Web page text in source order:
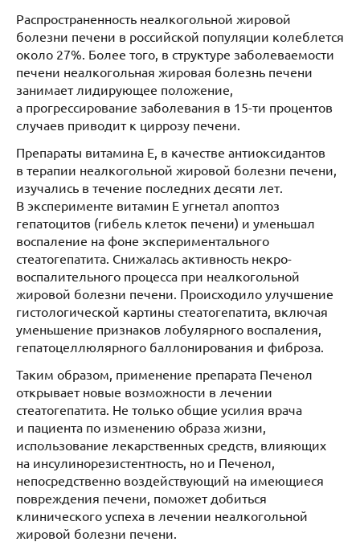
Распространенность неалкогольной жировой
болезни печени в российской популяции колеблется
около 27%. Более того, в структуре заболеваемости
печени неалкогольная жировая болезнь печени
занимает лидирующее положение,
а прогрессирование заболевания в 15-ти процентов
случаев приводит к циррозу печени.
Препараты витамина Е, в качестве антиоксидантов
в терапии неалкогольной жировой болезни печени,
изучались в течение последних десяти лет.
В эксперименте витамин Е угнетал апоптоз
гепатоцитов (гибель клеток печени) и уменьшал
воспаление на фоне экспериментального
стеатогепатита. Снижалась активность некро-
воспалительного процесса при неалкогольной
жировой болезни печени. Происходило улучшение
гистологической картины стеатогепатита, включая
уменьшение признаков лобулярного воспаления,
гепатоцеллюлярного баллонирования и фиброза.
Таким образом, применение препарата Печенол
открывает новые возможности в лечении
стеатогепатита. Не только общие усилия врача
и пациента по изменению образа жизни,
использование лекарственных средств, влияющих
на инсулинорезистентность, но и Печенол,
непосредственно воздействующий на имеющиеся
повреждения печени, поможет добиться
клинического успеха в лечении неалкогольной
жировой болезни печени.